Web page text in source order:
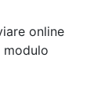
online